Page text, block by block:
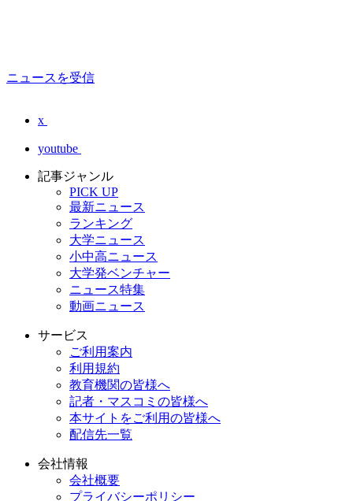
ニュースを受信
x
youtube
記事ジャンル
PICK UP
最新ニュース
ランキング
大学ニュース
小中高ニュース
大学発ベンチャー
ニュース特集
動画ニュース
サービス
ご利用案内
利用規約
教育機関の皆様へ
記者・マスコミの皆様へ
本サイトをご利用の皆様へ
配信先一覧
会社情報
会社概要
プライバシーポリシー